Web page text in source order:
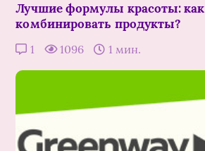
Лучшие формулы красоты: как
комбинировать продукты?
1 1096 1 мин.